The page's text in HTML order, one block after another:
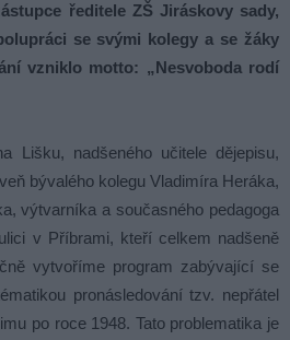
ředitele ZŠ Jiráskovy sady,
se svými kolegy a se žáky
vzniklo motto: „Nesvoboda rodí
Lišku, nadšeného učitele dějepisu,
bývalého kolegu Vladimíra Heráka,
výtvarníka a současného pedagoga
v Příbrami, kteří celkem nadšeně
vytvoříme program zabývající se
pronásledování tzv. nepřátel
po roce 1948. Tato problematika je